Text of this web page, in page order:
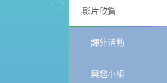
影片欣賞
課外活動
興趣小組